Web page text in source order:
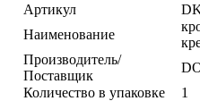
Артикул
Наименование
Производитель/
Поставщик
Количество в упаковке
1